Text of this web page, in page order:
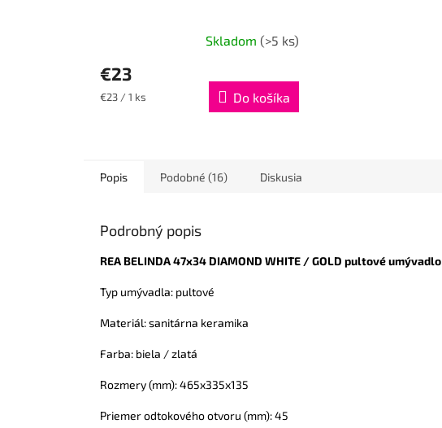
Skladom (>5 ks)
€23
Jednotková
€23 / 1 ks Do košíka
Popis Podobné (16) Diskusia
Podrobný popis
REA BELINDA 47x34 DIAMOND WHITE / GOLD pultové umývadlo
Typ umývadla: pultové
Materiál: sanitárna keramika
Farba: biela / zlatá
Rozmery (mm): 465x335x135
Priemer odtokového otvoru (mm): 45